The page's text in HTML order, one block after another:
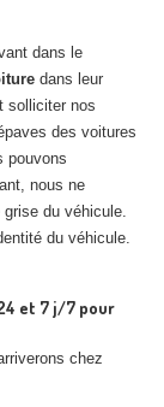
dans le
dans leur
solliciter nos
des voitures
pouvons
nous ne
du véhicule.
du véhicule.
et 7 j/7 pour
chez